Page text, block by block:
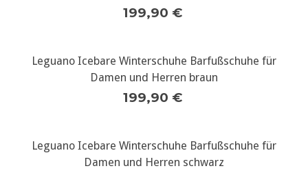
199,90 €
Leguano Icebare Winterschuhe Barfußschuhe für
Damen und Herren braun
199,90 €
Leguano Icebare Winterschuhe Barfußschuhe für
Damen und Herren schwarz